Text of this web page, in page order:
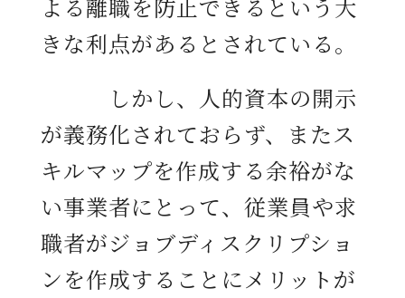
よる離職を防止できるという大
きな利点があるとされている。
しかし、人的資本の開示
が義務化されておらず、またス
キルマップを作成する余裕がな
い事業者にとって、従業員や求
職者がジョブディスクリプショ
ンを作成することにメリットが